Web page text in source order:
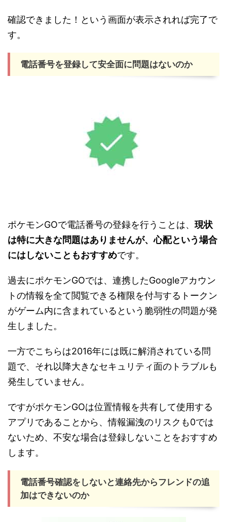
確認できました！という画面が表示されれば完了で
す。
電話番号を登録して安全面に問題はないのか
ポケモンGOで電話番号の登録を行うことは、 現状
は特に大きな問題はありませんが、心配という場合
にはしないこともおすすめです。
過去にポケモンGOでは、連携したGoogleアカウン
トの情報を全て閲覧できる権限を付与するトークン
がゲーム内に含まれているという脆弱性の問題が発
生しました。
一方でこちらは2016年には既に解消されている問
題で、それ以降大きなセキュリティ面のトラブルも
発生していません。
ですがポケモンGOは位置情報を共有して使用する
アプリであることから、情報漏洩のリスクも0では
ないため、不安な場合は登録しないことをおすすめ
します。
電話番号確認をしないと連絡先からフレンドの追
加はできないのか